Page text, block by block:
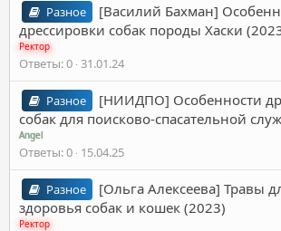
Разное
[Василий Бахман]
дрессировки собак породы Хаски
Ректор
Ответы 0 31.01.24
Разное
[НИИДПО] Особенности
собак для поисково-спасательной
Angel
Ответы 0 15.04.25
Разное
[Ольга Алексеева] Травы
здоровья собак и кошек (2023)
Ректор